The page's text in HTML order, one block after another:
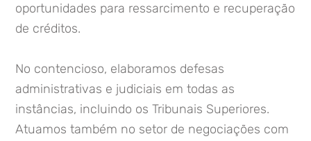
oportunidades para ressarcimento e recuperação
de créditos.
No contencioso, elaboramos defesas
administrativas e judiciais em todas as
instâncias, incluindo os Tribunais Superiores.
Atuamos também no setor de negociações com